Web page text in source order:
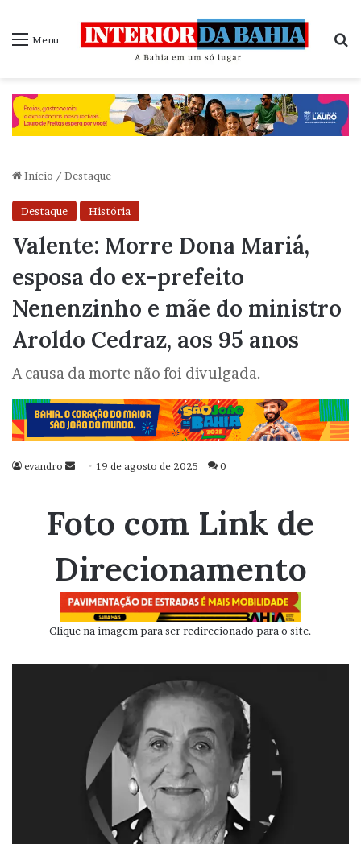
Menu
Início / Destaque
Destaque História
Valente: Morre Dona Mariá,
esposa do ex-prefeito
Nenenzinho e mãe do ministro
Aroldo Cedraz, aos 95 anos
A causa da morte não foi divulgada.
evandro
Mande
mail
19 de agosto de 2025 0
Foto com Link de
Direcionamento
Clique na imagem para ser redirecionado para o site.